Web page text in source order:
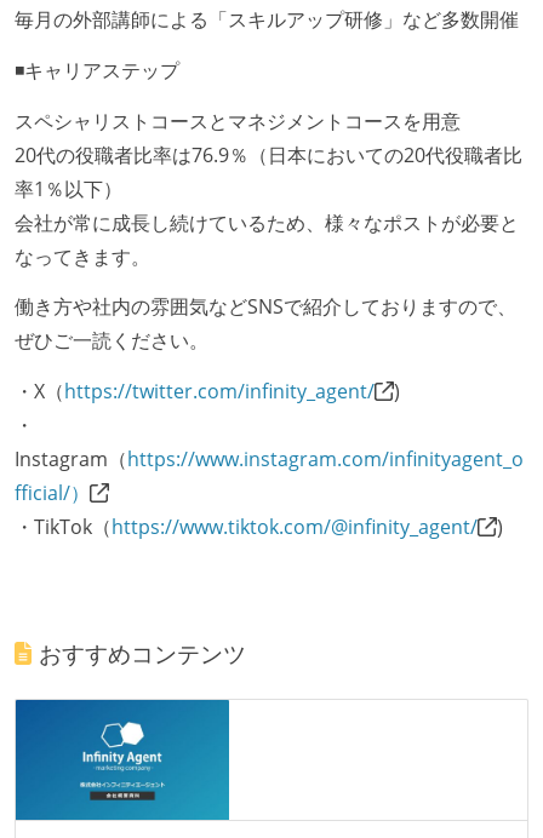
毎月の外部講師による「スキルアップ研修」など多数開催
◾️キャリアステップ
スペシャリストコースとマネジメントコースを用意
20代の役職者比率は76.9％（日本においての20代役職者比
率1％以下）
会社が常に成長し続けているため、様々なポストが必要と
なってきます。
働き方や社内の雰囲気などSNSで紹介しておりますので、
ぜひご一読ください。
・X（https://twitter.com/infinity_agent/
)
・
Instagram（https://www.instagram.com/infinityagent_o
fficial/）
・TikTok（https://www.tiktok.com/@infinity_agent/ )
おすすめコンテンツ